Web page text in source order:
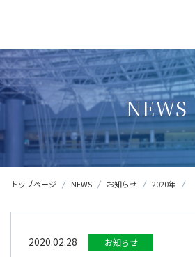
NEWS
トップページ NEWS お知らせ 2020年
2020.02.28 お知らせ